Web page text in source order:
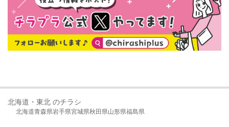
北海道・東北 のチラシ
北海道青森県岩手県宮城県秋田県山形県福島県